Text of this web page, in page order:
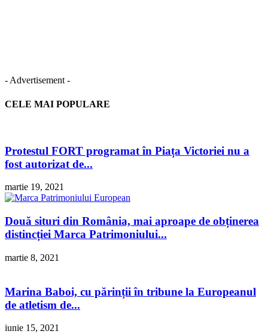
- Advertisement -
CELE MAI POPULARE
Protestul FORT programat în Piața Victoriei nu a
fost autorizat de...
martie 19, 2021
Două situri din România, mai aproape de obținerea
distincției Marca Patrimoniului...
martie 8, 2021
Marina Baboi, cu părinții în tribune la Europeanul
de atletism de...
iunie 15, 2021